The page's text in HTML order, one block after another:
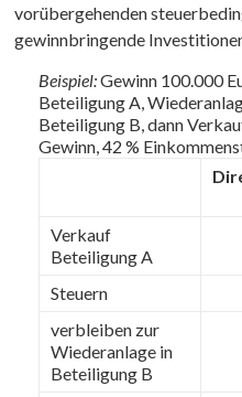
vorübergehenden
gewinnbringende
Beispiel:Gewinn 100.000
Beteiligung A,
Beteiligung B, dann
Gewinn, 42 %
Verkauf
Beteiligung A
Steuern
verbleiben zur
Wiederanlage in
Beteiligung B